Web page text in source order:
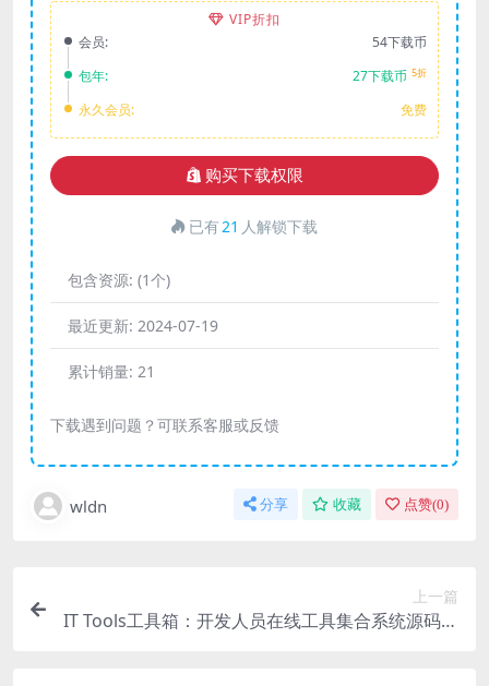
VIP折扣
会员:
54下载币
包年:
27下载币 5折
永久会员: 免费
购买下载权限
已有21 人解锁下载
包含资源: (1个)
最近更新: 2024-07-19
累计销量: 21
下载遇到问题？可联系客服或反馈
wldn 分享 收藏 点赞(0)
上一篇
IT Tools工具箱：开发人员在线工具集合系统源码完